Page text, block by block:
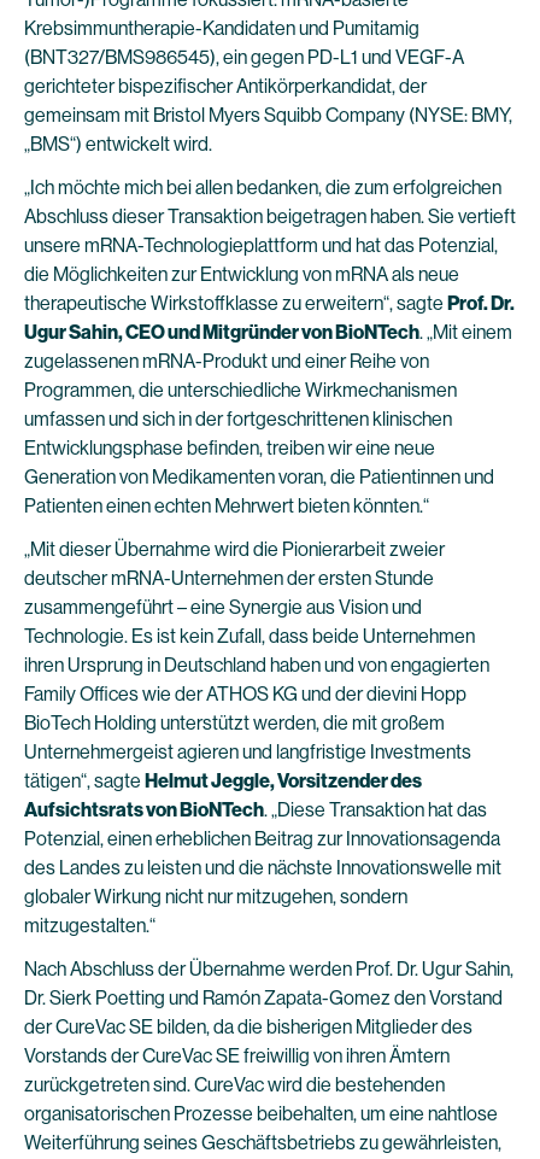
Krebsimmuntherapie-Kandidaten und Pumitamig
(BNT327/BMS986545), ein gegen PD-L1 und VEGF-A
gerichteter bispezifischer Antikörperkandidat, der
gemeinsam mit Bristol Myers Squibb Company (NYSE: BMY,
„BMS“) entwickelt wird.
„Ich möchte mich bei allen bedanken, die zum erfolgreichen
Abschluss dieser Transaktion beigetragen haben. Sie vertieft
unsere mRNA-Technologieplattform und hat das Potenzial,
die Möglichkeiten zur Entwicklung von mRNA als neue
therapeutische Wirkstoffklasse zu erweitern“, sagte Prof. Dr.
Ugur Sahin, CEO und Mitgründer von BioNTech. „Mit einem
zugelassenen mRNA-Produkt und einer Reihe von
Programmen, die unterschiedliche Wirkmechanismen
umfassen und sich in der fortgeschrittenen klinischen
Entwicklungsphase befinden, treiben wir eine neue
Generation von Medikamenten voran, die Patientinnen und
Patienten einen echten Mehrwert bieten könnten.“
„Mit dieser Übernahme wird die Pionierarbeit zweier
deutscher mRNA-Unternehmen der ersten Stunde
zusammengeführt – eine Synergie aus Vision und
Technologie. Es ist kein Zufall, dass beide Unternehmen
ihren Ursprung in Deutschland haben und von engagierten
Family Offices wie der ATHOS KG und der dievini Hopp
BioTech Holding unterstützt werden, die mit großem
Unternehmergeist agieren und langfristige Investments
tätigen“, sagte Helmut Jeggle, Vorsitzender des
Aufsichtsrats von BioNTech. „Diese Transaktion hat das
Potenzial, einen erheblichen Beitrag zur Innovationsagenda
des Landes zu leisten und die nächste Innovationswelle mit
globaler Wirkung nicht nur mitzugehen, sondern
mitzugestalten.“
Nach Abschluss der Übernahme werden Prof. Dr. Ugur Sahin,
Dr. Sierk Poetting und Ramón Zapata-Gomez den Vorstand
der CureVac SE bilden, da die bisherigen Mitglieder des
Vorstands der CureVac SE freiwillig von ihren Ämtern
zurückgetreten sind. CureVac wird die bestehenden
organisatorischen Prozesse beibehalten, um eine nahtlose
Weiterführung seines Geschäftsbetriebs zu gewährleisten,